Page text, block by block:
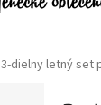
3-dielny letný set